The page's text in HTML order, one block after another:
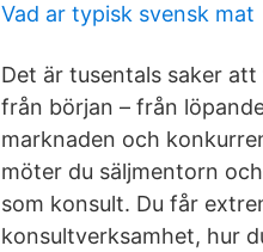
Vad ar typisk svensk mat
Det är tusentals saker
från början – från
marknaden och
möter du säljmentorn
som konsult. Du får
konsultverksamhet, hur